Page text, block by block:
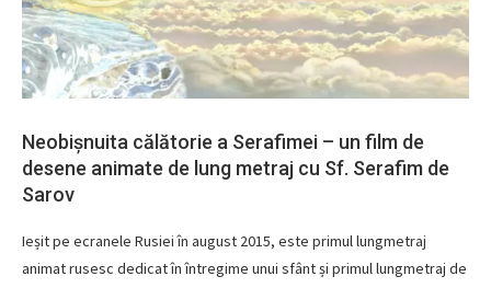
Neobișnuita călătorie a Serafimei – un film de
desene animate de lung metraj cu Sf. Serafim de
Sarov
Ieșit pe ecranele Rusiei în august 2015, este primul lungmetraj
animat rusesc dedicat în întregime unui sfânt și primul lungmetraj de